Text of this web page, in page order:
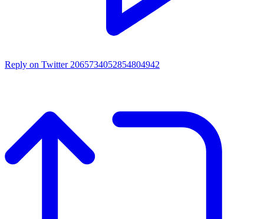
Reply on Twitter 2065734052854804942